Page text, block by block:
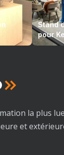
Stand
pour
la plus
et